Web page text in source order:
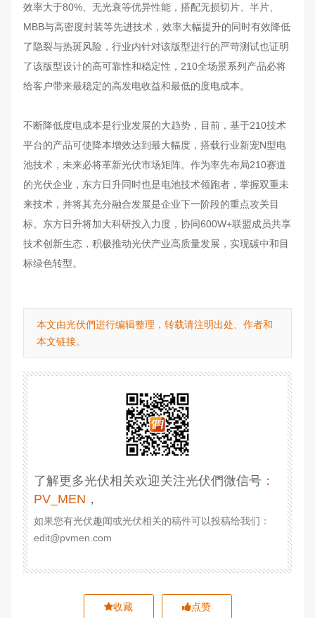
效率大于80%、无光衰等优异性能，搭配无损切片、半片、
MBB与高密度封装等先进技术，效率大幅提升的同时有效降低
了隐裂与热斑风险，行业内针对该版型进行的严苛测试也证明
了该版型设计的高可靠性和稳定性，210全场景系列产品必将
给客户带来最稳定的高发电收益和最低的度电成本。
不断降低度电成本是行业发展的大趋势，目前，基于210技术
平台的产品可使降本增效达到最大幅度，搭载行业新宠N型电
池技术，未来必将革新光伏市场矩阵。作为率先布局210赛道
的光伏企业，东方日升同时也是电池技术领跑者，掌握双重未
来技术，并将其充分融合发展是企业下一阶段的重点攻关目
标。东方日升将加大科研投入力度，协同600W+联盟成员共享
技术创新生态，积极推动光伏产业高质量发展，实现碳中和目
标绿色转型。
本文由光伏們进行编辑整理，转载请注明出处、作者和
本文链接。
了解更多光伏相关欢迎关注光伏們微信号 ：
PV_MEN ，
如果您有光伏趣闻或光伏相关的稿件可以投稿给我们：
edit@pvmen.com
收藏 点赞